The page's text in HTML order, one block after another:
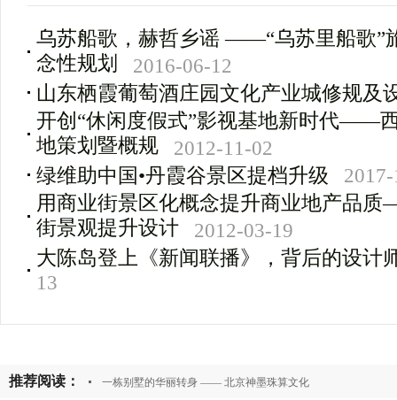
乌苏船歌，赫哲乡谣 ——“乌苏里船歌”
念性规划
2016-06-12
山东栖霞葡萄酒庄园文化产业城修规及
开创“休闲度假式”影视基地新时代——
地策划暨概规
2012-11-02
绿维助中国•丹霞谷景区提档升级
用商业街景区化概念提升商业地产品
街景观提升设计
2012-03-19
大陈岛登上《新闻联播》，背后的设计
13
推荐阅读： 一栋别墅的华丽转身 —— 北京神墨珠算文化